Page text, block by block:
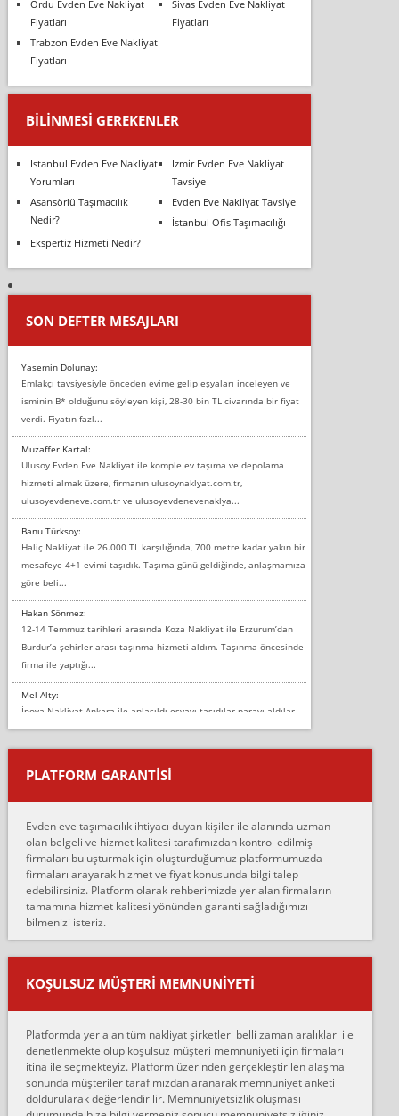
Ordu Evden Eve Nakliyat
Fiyatları
Sivas Evden Eve Nakliyat
Fiyatları
Trabzon Evden Eve Nakliyat
Fiyatları
BILINMESI GEREKENLER
İstanbul Evden Eve Nakliyat
Yorumları
İzmir Evden Eve Nakliyat
Tavsiye
Asansörlü Taşımacılık
Nedir?
Evden Eve Nakliyat Tavsiye
İstanbul Ofis Taşımacılığı
Ekspertiz Hizmeti Nedir?
SON DEFTER MESAJLARI
Yasemin Dolunay:
Emlakçı tavsiyesiyle önceden evime gelip eşyaları inceleyen ve
isminin B* olduğunu söyleyen kişi, 28-30 bin TL civarında bir fiyat
verdi. Fiyatın fazl...
Muzaffer Kartal:
Ulusoy Evden Eve Nakliyat ile komple ev taşıma ve depolama
hizmeti almak üzere, firmanın ulusoynaklyat.com.tr,
ulusoyevdeneve.com.tr ve ulusoyevdenevenaklya...
Banu Türksoy:
Haliç Nakliyat ile 26.000 TL karşılığında, 700 metre kadar yakın bir
mesafeye 4+1 evimi taşıdık. Taşıma günü geldiğinde, anlaşmamıza
göre beli...
Hakan Sönmez:
12-14 Temmuz tarihleri arasında Koza Nakliyat ile Erzurum’dan
Burdur’a şehirler arası taşınma hizmeti aldım. Taşınma öncesinde
firma ile yaptığı...
Mel Alty:
İnova Nakliyat Ankara ile anlaşıldı eşyayı taşıdılar parayı aldılar.
Salon duvarına bir baktım birisi boydan alüminyum renkli bantı
yapıştırm...
Murat:
çalıştıklarını, müş...
Ahmet:
Lüleburgaz güngünes evden eve naklyat eşyalarımı taşımak için
anlaştık sabah eve geldiklerinde de eşyalarımı düzgün şekilde
sarcaz demelerine r...
mehmet güldü:
Ankara ALİCANLAR NAKLİYAT Tutarsız ve ticari ahlak problemleri
var verdikleri fiyat teklifini arttırdılar. Sonrasında taşıma gününde
oldukça tutarsı...
Ankara Alicanlar naklyat tel 5465524025. 2600 TL'ye ankaradan
Konya ya Alicanlar naklyat la anlaştık bu şahıs evin taşınacağı gün
fiyatın mazoto gele...
Fatih kokmese:
PLATFORM GARANTİSİ
Evden eve taşımacılık ihtiyacı duyan kişiler ile alanında uzman
olan belgeli ve hizmet kalitesi tarafımızdan kontrol edilmiş
firmaları buluşturmak için oluşturduğumuz platformumuzda
firmaları arayarak hizmet ve fiyat konusunda bilgi talep
edebilirsiniz. Platform olarak rehberimizde yer alan firmaların
tamamına hizmet kalitesi yönünden garanti sağladığımızı
bilmenizi isteriz.
KOŞULSUZ MÜŞTERI MEMNUNIYETI
Platformda yer alan tüm nakliyat şirketleri belli zaman aralıkları ile
denetlenmekte olup koşulsuz müşteri memnuniyeti için firmaları
itina ile seçmekteyiz. Platform üzerinden gerçekleştirilen alaşma
sonunda müşteriler tarafımızdan aranarak memnuniyet anketi
doldurularak değerlendirilir. Memnuniyetsizlik oluşması